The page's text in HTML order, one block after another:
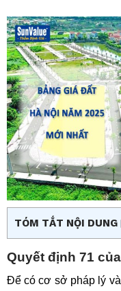
TÓM TẮT NỘI DUNG
Quyết định 71
Để có cơ sở pháp lý